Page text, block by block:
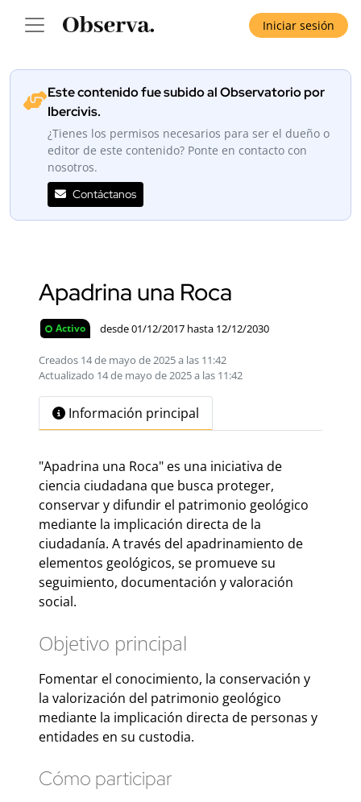
Iniciar sesión
Este contenido fue subido al Observatorio por
Ibercivis.
¿Tienes los permisos necesarios para ser el dueño o
editor de este contenido? Ponte en contacto con
nosotros.
Contáctanos
Apadrina una Roca
Activo desde 01/12/2017 hasta 12/12/2030
Creados 14 de mayo de 2025 a las 11:42
Actualizado 14 de mayo de 2025 a las 11:42
Información principal
"Apadrina una Roca" es una iniciativa de
ciencia ciudadana que busca proteger,
conservar y difundir el patrimonio geológico
mediante la implicación directa de la
ciudadanía. A través del apadrinamiento de
elementos geológicos, se promueve su
seguimiento, documentación y valoración
social.
Objetivo principal
Fomentar el conocimiento, la conservación y
la valorización del patrimonio geológico
mediante la implicación directa de personas y
entidades en su custodia.
Cómo participar